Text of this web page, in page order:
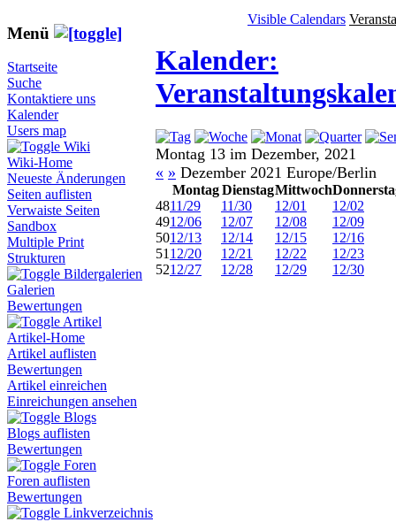
Menü
Startseite
Suche
Kontaktiere uns
Kalender
Users map
Wiki
Wiki-Home
Neueste Änderungen
Seiten auflisten
Verwaiste Seiten
Sandbox
Multiple Print
Strukturen
Bildergalerien
Galerien
Bewertungen
Artikel
Artikel-Home
Artikel auflisten
Bewertungen
Artikel einreichen
Einreichungen ansehen
Blogs
Blogs auflisten
Bewertungen
Foren
Foren auflisten
Bewertungen
Linkverzeichnis
Visible Calendars
Kalender:
Montag 13 im Dezember, 2021
« » Dezember 2021 Europe/Berlin
Montag DienstagMittwoch
4811/29 11/30 12/01
12/02
4912/06 12/07 12/08
12/09
5012/13 12/14 12/15
12/16
51 12/20 12/21 12/22
12/23
5212/27 12/28 12/29 12/30